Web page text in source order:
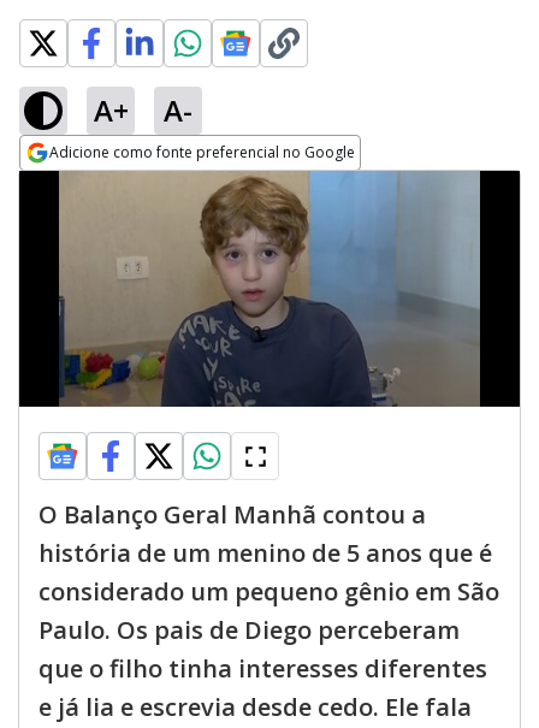
A+ A-
Adicione como fonte preferencial no Google
O Balanço Geral Manhã contou a
história de um menino de 5 anos que é
considerado um pequeno gênio em São
Paulo. Os pais de Diego perceberam
que o filho tinha interesses diferentes
e já lia e escrevia desde cedo. Ele fala